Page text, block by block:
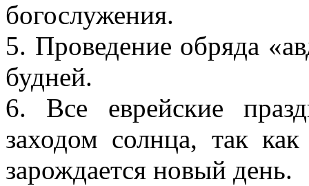
богослужения.
5. Проведение обряда
будней.
6. Все еврейские
заходом солнца, так
зарождается новый день.